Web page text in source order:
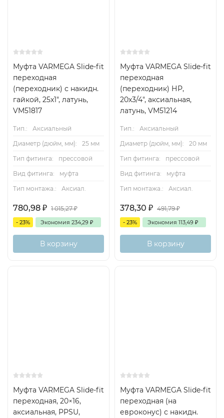
Муфта VARMEGA Slide-fit
переходная
(переходник) с накидн.
гайкой, 25х1", латунь,
VM51817
Тип.:
Аксиальный
Диаметр (дюйм, мм):
25 мм
Тип фитинга:
прессовой
Вид фитинга:
муфта
Тип монтажа.:
Аксиал.
780,98 ₽ 1 015,27₽
- 23% Экономия 234,29 ₽
В корзину
Муфта VARMEGA Slide-fit
переходная
(переходник) НР,
20х3/4", аксиальная,
латунь, VM51214
Тип.:
Аксиальный
Диаметр (дюйм, мм):
20 мм
Тип фитинга:
прессовой
Вид фитинга:
муфта
Тип монтажа.:
Аксиал.
378,30 ₽ 491,79₽
- 23% Экономия 113,49 ₽
В корзину
Муфта VARMEGA Slide-fit
переходная, 20×16,
аксиальная, PPSU,
Муфта VARMEGA Slide-fit
переходная (на
евроконус) с накидн.